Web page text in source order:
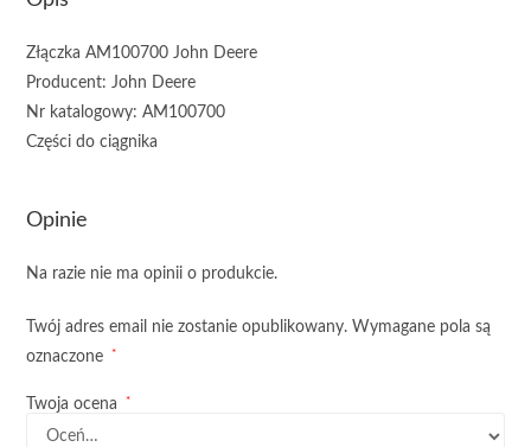
Złączka AM100700 John Deere
Producent: John Deere
Nr katalogowy: AM100700
Części do ciągnika
Opinie
Na razie nie ma opinii o produkcie.
Twój adres email nie zostanie opublikowany. Wymagane pola są
oznaczone
*
Twoja ocena *